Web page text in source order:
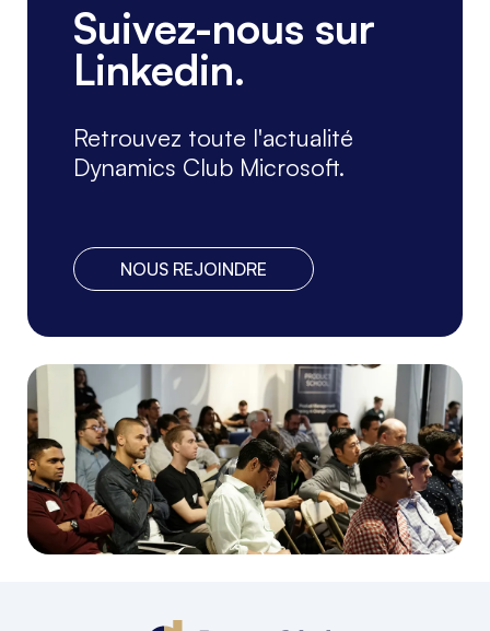
Suivez-nous sur
Linkedin.
Retrouvez toute l'actualité
Dynamics Club Microsoft.
NOUS REJOINDRE